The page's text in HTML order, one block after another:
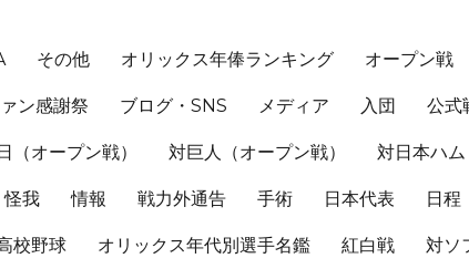
その他 オリックス年俸ランキング オープン戦
ン感謝祭 ブログ・SNS メディア 入団 公式
（オープン戦） 対巨人（オープン戦） 対日本ハム
怪我 情報 戦力外通告 手術 日本代表 日程
校野球 オリックス年代別選手名鑑 紅白戦 対ソ